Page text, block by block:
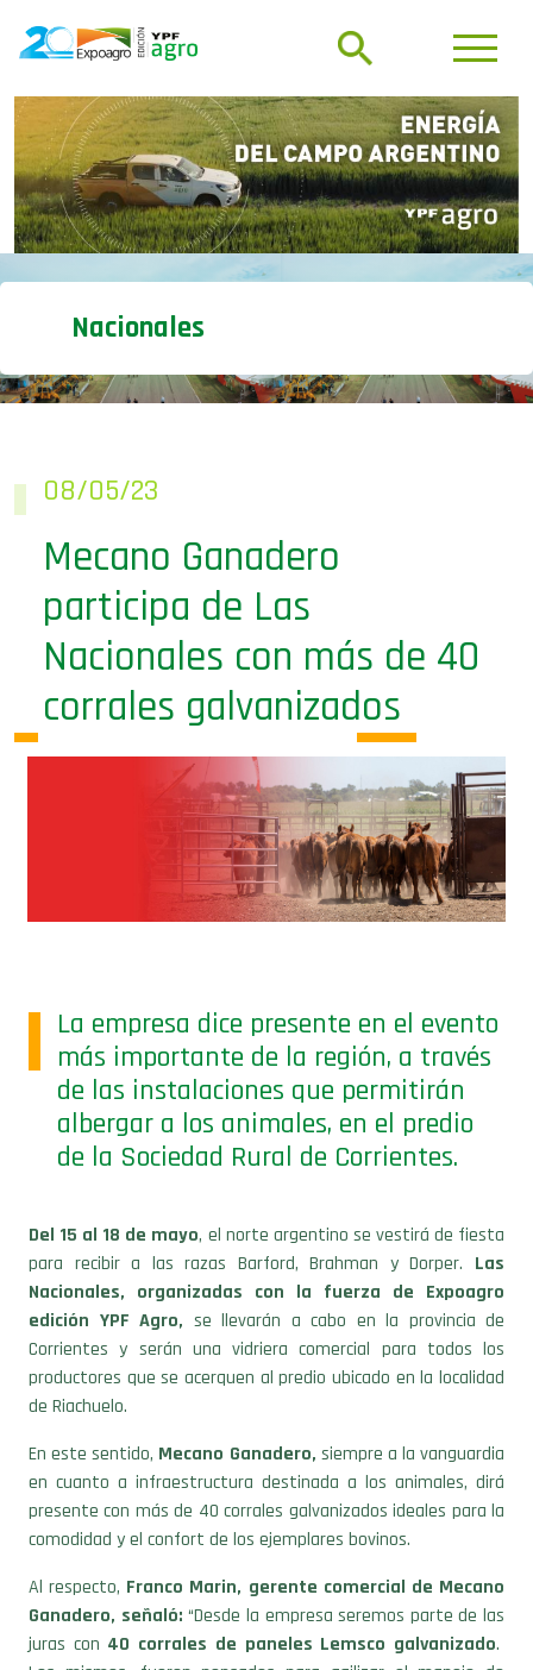
Nacionales
08/05/23
Mecano Ganadero
participa de Las
Nacionales con más de 40
corrales galvanizados
La empresa dice presente en el evento
más importante de la región, a través
de las instalaciones que permitirán
albergar a los animales, en el predio
de la Sociedad Rural de Corrientes.
Del 15 al 18 de mayo, el norte argentino se vestirá de fiesta
para recibir a las razas Barford, Brahman y Dorper. Las
Nacionales, organizadas con la fuerza de Expoagro
edición YPF Agro, se llevarán a cabo en la provincia de
Corrientes y serán una vidriera comercial para todos los
productores que se acerquen al predio ubicado en la localidad
de Riachuelo.
En este sentido, Mecano Ganadero, siempre a la vanguardia
en cuanto a infraestructura destinada a los animales, dirá
presente con más de 40 corrales galvanizados ideales para la
comodidad y el confort de los ejemplares bovinos.
Al respecto, Franco Marin, gerente comercial de Mecano
Ganadero, señaló:“Desde la empresa seremos parte de las
juras con 40 corrales de paneles Lemsco galvanizado.